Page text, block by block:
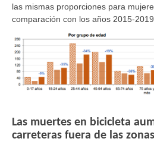
las mismas proporciones para
comparación con los años 2015-
Las muertes en bicicleta
carreteras fuera de las